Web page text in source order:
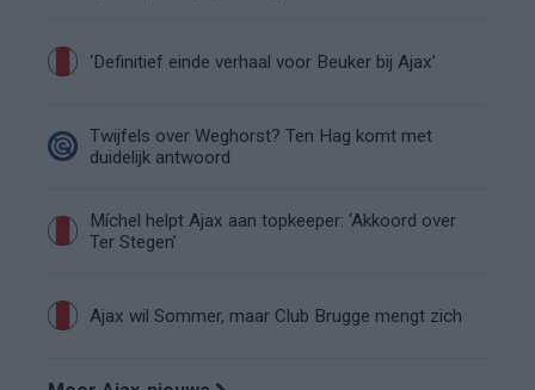
‘Definitief einde verhaal voor Beuker bij Ajax’
Twijfels over Weghorst? Ten Hag komt met
duidelijk antwoord
Míchel helpt Ajax aan topkeeper: ‘Akkoord over
Ter Stegen’
Ajax wil Sommer, maar Club Brugge mengt zich